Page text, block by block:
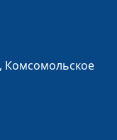
и
Комсомольское